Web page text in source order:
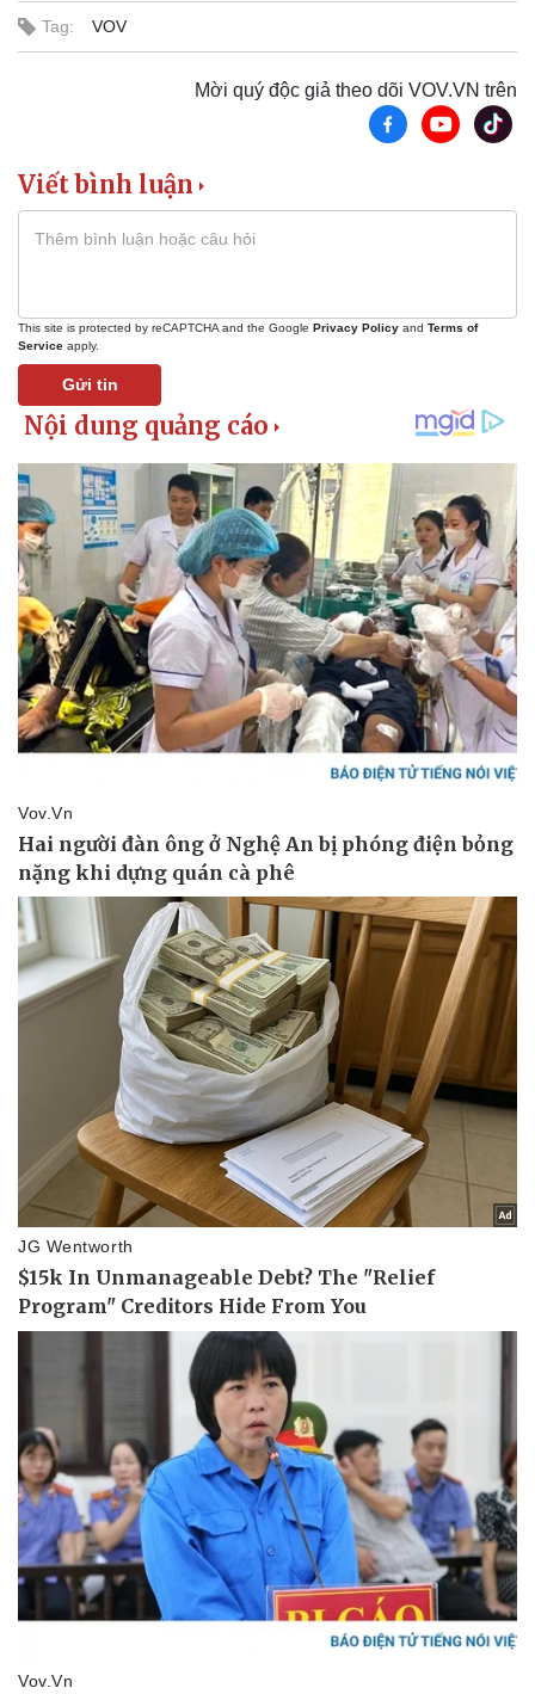
Pháp luật
Vụ án
Tin nóng
Tư vấn luật
Quân sự - Quốc phòng
Vũ khí
Việt Nam
Phân tích
Thế giới thể thao
eSports
Hậu trường
Ô tô - Xe máy
Ô tô
Xe máy
Tư vấn
Tag: VOV
Mời quý độc giả theo dõi VOV.VN trên
Viết bình luận
This site is protected by reCAPTCHA and the Google Privacy Policy and Terms of
Service apply.
Gửi tin